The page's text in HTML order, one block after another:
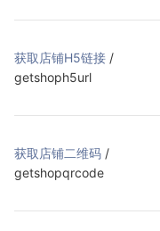
获取店铺H5链接 /
getshoph5url
获取店铺二维码 /
getshopqrcode